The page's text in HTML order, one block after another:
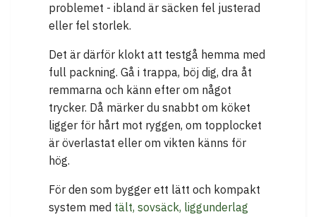
problemet - ibland är säcken fel justerad
eller fel storlek.
Det är därför klokt att testgå hemma med
full packning. Gå i trappa, böj dig, dra åt
remmarna och känn efter om något
trycker. Då märker du snabbt om köket
ligger för hårt mot ryggen, om topplocket
är överlastat eller om vikten känns för
hög.
För den som bygger ett lätt och kompakt
system med tält, sovsäck, liggunderlag